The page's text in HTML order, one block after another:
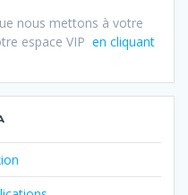
nous mettons à votre
espace VIP en cliquant